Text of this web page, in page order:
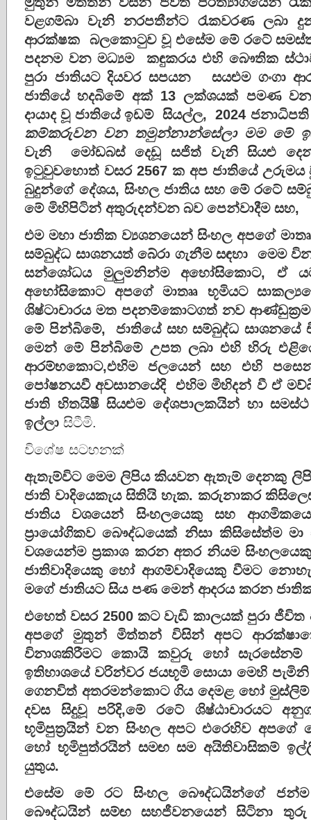
වළගම්බා වැනි නරපතීන්ට රැකවරණ ලබා
ආරක්ෂක
බලකොටුව වූ එසේම මේ රටේ
පදනම වන මධ්‍යම කඳුකරය එහි බෞතික
පුරා ජාතියට දියවර සපයන සයළුම ගංගා
ජාතියේ හදබිමේ අක්13ලක්ශයක් පමණ වන
දායාද වූ ජාතියේ ඉඩම් සියල්ල, 2024 ජනාධිපති
කම්කරුවන වන තමුන්නාන්සේලා මම මේ
වැනි
මෝඩබස් දෙඩූ සජිත් වැනි සියළු
ඉටුවුවහොත් වසර2567 ක අප ජාතියේ උරුමය
බුදුන්ගේ දේශය, සිංහල ජාතිය සහ මේ රටේ
මේ මිහිපිටින් අතුරුදන්වන බව පෙන්වාදීම සහ,
එම මහා ජාතික ව්‍යශනයෙන් සිංහල අපගේ
සම්බුද්ධ සාශනයත් බේරා ගැනීම සඳහා මෙම
සන්ශෝධය
මුලුමනින්ම අහෝසිකොට, ඒ
අහෝසිකොට
අපගේ මාතෲ භූමියට
ශිෂ්ටාචාරය මත පදනම්කොටගත් නව ආණ්ඩුක්‍රම
මේ පින්බිමේ, ජාතියේ සහ සම්බුද්ධ සාශනයේ
මෙන් මේ පින්බිමේ උපත ලබා එහි හිරු
ආරම්භකොට,එහිම ජලයෙන් සහ එහි
පෝෂනයවී අවසානයේදි එහිම මිහිදන් වී ඒ
ජාති හිතයිෂී සියළුම දේශපාලකයින් හා
ඉල්ලා සිටීමි.
විශේෂ සටහනක්
ඇතැම්විට මෙම ලිපිය කියවන ඇතැම් දෙනකු
ජාති වාදියෙකැය සිතියි හැක. කරුනාකර
ජාතිය වශයෙන් සිංහලයෙකු සහ
ප්‍රායෝගිකව බෞද්ධයෙක් නිසා කිසිසේත්ම
වශයෙන්ම ප්‍රකාශ කරන අතර නියම
ජාතිවාදියෙකු හෝ ආගම්වාදියෙකු වීමට
මගේ ජාතියට සිය පණ මෙන් ආදරය කරන
එහෙත් වසර 2500 කට වැඩි කාලයක් පුරා ජීවිත
අපගේ මුතුන් මිත්තන් විසින් අපට
විනාශකිරීමට කොයි කවුරු හෝ සැරසේනම්
ඉතිහාශයේ වරින්වර ජයභූමි සොයා මෙහි
ගෙනවිත් අතරමන්කොට ගිය දෙමළ හෝ මුස්ලිම්
දවස සිදුවූ පරිදි,මේ රටේ ශිෂ්ඨාචාරයට
භූමිපුත්‍රයින් වන සිංහල අපට එරෙහිව
හෝ භූමිපුත්රයින් සමඟ සම අයිතිවාසිකම්
යුතුය.
එසේම මේ රට සිංහල බෞද්ධයින්ගේ
බෞද්ධයින් සම්ඟ සහජීවනයෙන් සිටිනා තුරු